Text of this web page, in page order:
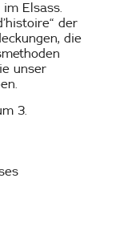
Elsass.
der
die
unser
3.